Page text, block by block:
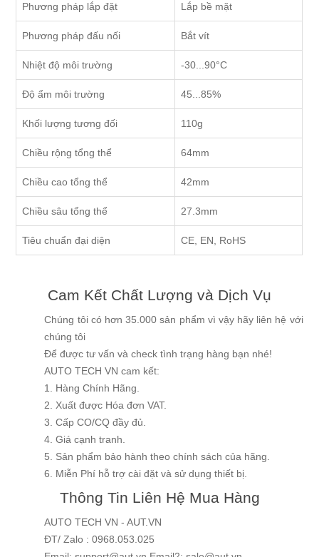
Phương pháp lắp đặt Lắp bề mặt
Phương pháp đấu nối Bắt vít
Nhiệt độ môi trường -30...90°C
Độ ẩm môi trường 45...85%
Khối lượng tương đối 110g
Chiều rộng tổng thể 64mm
Chiều cao tổng thể 42mm
Chiều sâu tổng thể 27.3mm
Tiêu chuẩn đại diện CE, EN, RoHS
Cam Kết Chất Lượng và Dịch Vụ
Chúng tôi có hơn 35.000 sản phẩm vì vậy hãy liên hệ với
chúng tôi
Để được tư vấn và check tình trạng hàng bạn nhé!
AUTO TECH VN cam kết:
1. Hàng Chính Hãng.
2. Xuất được Hóa đơn VAT.
3. Cấp CO/CQ đầy đủ.
4. Giá cạnh tranh.
5. Sản phẩm bảo hành theo chính sách của hãng.
6. Miễn Phí hỗ trợ cài đặt và sử dụng thiết bị.
Thông Tin Liên Hệ Mua Hàng
AUTO TECH VN - AUT.VN
ĐT/ Zalo : 0968.053.025